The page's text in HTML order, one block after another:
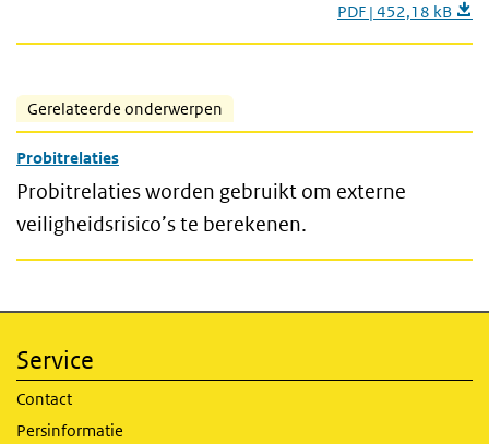
PDF | 452,18 kB
Gerelateerde onderwerpen
Probitrelaties
Probitrelaties worden gebruikt om externe
veiligheidsrisico’s te berekenen.
Service
Contact
Persinformatie